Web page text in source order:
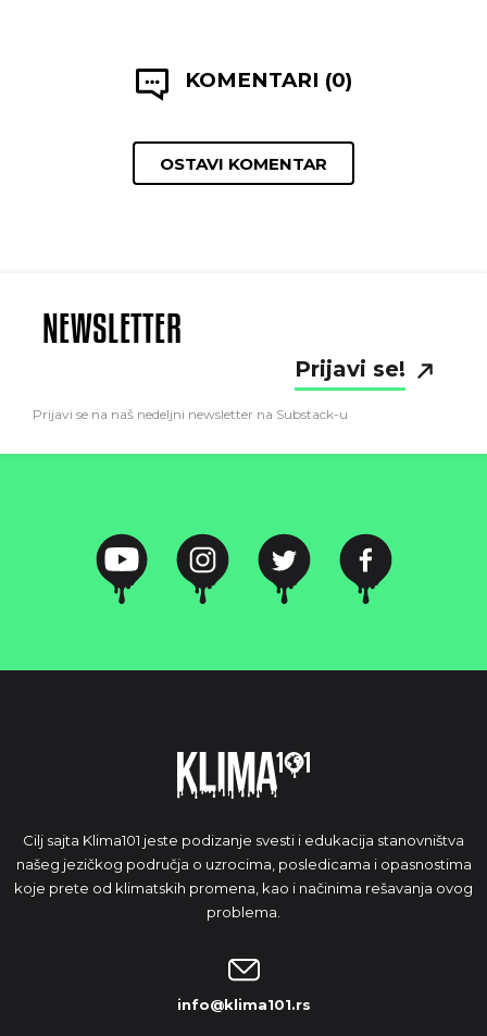
KOMENTARI (0)
OSTAVI KOMENTAR
NEWSLETTER
Prijavi se!
Prijavi se na naš nedeljni newsletter na Substack-u
Cilj sajta Klima101 jeste podizanje svesti i edukacija stanovništva
našeg jezičkog područja o uzrocima, posledicama i opasnostima
koje prete od klimatskih promena, kao i načinima rešavanja ovog
problema.
info@klima101.rs